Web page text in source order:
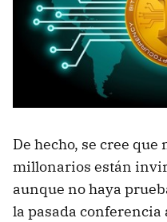
De hecho, se cree
millonarios están
aunque no haya
la pasada conferencia